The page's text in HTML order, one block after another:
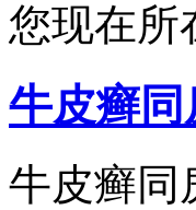
您现在所
牛皮癣
牛皮癣同